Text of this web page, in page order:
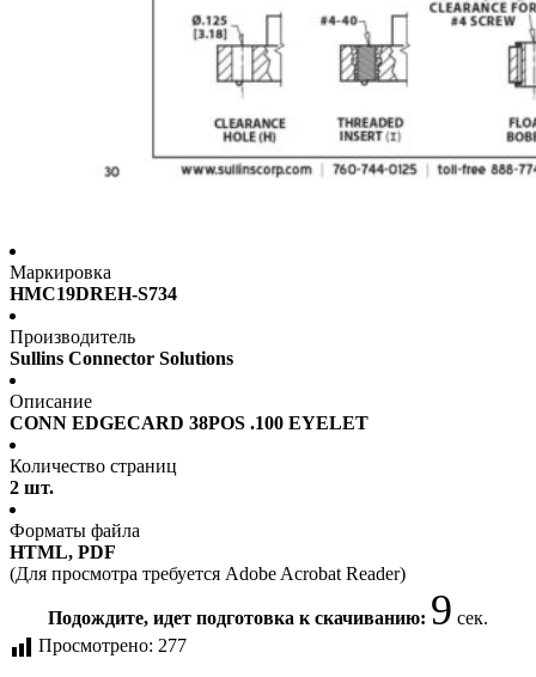
Маркировка
HMC19DREH-S734
Производитель
Sullins Connector Solutions
Описание
CONN EDGECARD 38POS .100 EYELET
Количество страниц
2 шт.
Форматы файла
HTML, PDF
(Для просмотра требуется Adobe Acrobat Reader)
Подождите, идет подготовка к скачиванию: 9 сек.
Просмотрено: 277